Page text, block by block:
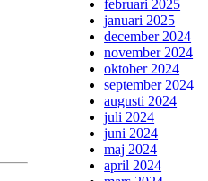
februari 2025
januari 2025
december 2024
november 2024
oktober 2024
september 2024
augusti 2024
juli 2024
juni 2024
maj 2024
april 2024